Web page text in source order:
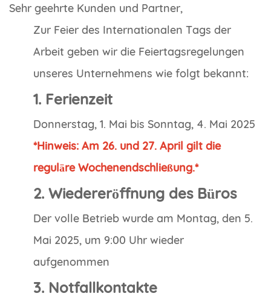
Sehr geehrte Kunden und Partner,
Zur Feier des Internationalen Tags der
Arbeit geben wir die Feiertagsregelungen
unseres Unternehmens wie folgt bekannt:
1. Ferienzeit
Donnerstag, 1. Mai bis Sonntag, 4. Mai 2025
*Hinweis: Am 26. und 27. April gilt die
reguläre Wochenendschließung.*
2. Wiedereröffnung des Büros
Der volle Betrieb wurde am Montag, den 5.
Mai 2025, um 9:00 Uhr wieder
aufgenommen
3. Notfallkontakte